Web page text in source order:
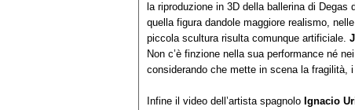
la riproduzione in 3D della ballerina di Degas
quella figura dandole maggiore realismo,
piccola scultura risulta comunque artificiale.
Non c’è finzione nella sua performance né
considerando che mette in scena la fragilità,
Infine il video dell’artista spagnolo Ignacio